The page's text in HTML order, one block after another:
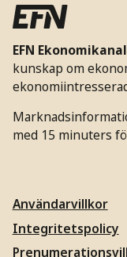
EFN
kunskap om
med 15 minuters
Användarvillkor
Integritetspolicy